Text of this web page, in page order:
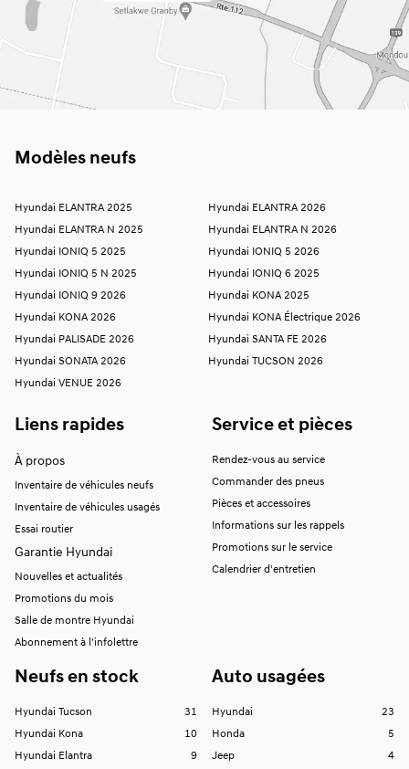
Modèles neufs
Hyundai ELANTRA 2025
Hyundai ELANTRA 2026
Hyundai ELANTRA N 2025
Hyundai ELANTRA N 2026
Hyundai IONIQ 5 2025
Hyundai IONIQ 5 2026
Hyundai IONIQ 5 N 2025
Hyundai IONIQ 6 2025
Hyundai IONIQ 9 2026
Hyundai KONA 2025
Hyundai KONA 2026
Hyundai KONA Électrique 2026
Hyundai PALISADE 2026
Hyundai SANTA FE 2026
Hyundai SONATA 2026
Hyundai TUCSON 2026
Hyundai VENUE 2026
Liens rapides
À propos
Inventaire de véhicules neufs
Inventaire de véhicules usagés
Essai routier
Garantie Hyundai
Nouvelles et actualités
Promotions du mois
Salle de montre Hyundai
Abonnement à l'infolettre
Service et pièces
Rendez-vous au service
Commander des pneus
Pièces et accessoires
Informations sur les rappels
Promotions sur le service
Calendrier d'entretien
Neufs en stock
Hyundai Tucson
31
Hyundai Kona
10
Hyundai Elantra
9
Auto usagées
Hyundai
23
Honda
5
Jeep
4